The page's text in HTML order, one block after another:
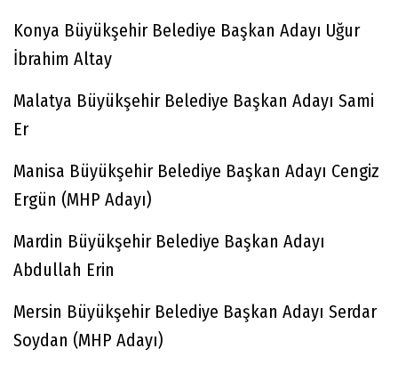
Konya Büyükşehir Belediye Başkan Adayı Uğur
İbrahim Altay
Malatya Büyükşehir Belediye Başkan Adayı Sami
Er
Manisa Büyükşehir Belediye Başkan Adayı Cengiz
Ergün (MHP Adayı)
Mardin Büyükşehir Belediye Başkan Adayı
Abdullah Erin
Mersin Büyükşehir Belediye Başkan Adayı Serdar
Soydan (MHP Adayı)